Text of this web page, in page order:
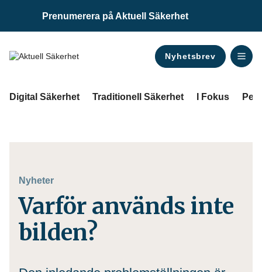
Prenumerera på Aktuell Säkerhet
Nyhetsbrev
Digital Säkerhet Traditionell Säkerhet I Fokus
Nyheter
Varför används inte
bilden?